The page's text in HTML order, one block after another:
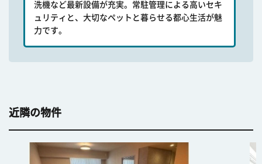
洗機など最新設備が充実。常駐管理による高いセキ
ュリティと、大切なペットと暮らせる都心生活が魅
力です。
近隣の物件